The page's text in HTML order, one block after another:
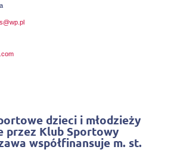
dzieci i młodzieży
przez Klub Sportowy
współfinansuje m. st.